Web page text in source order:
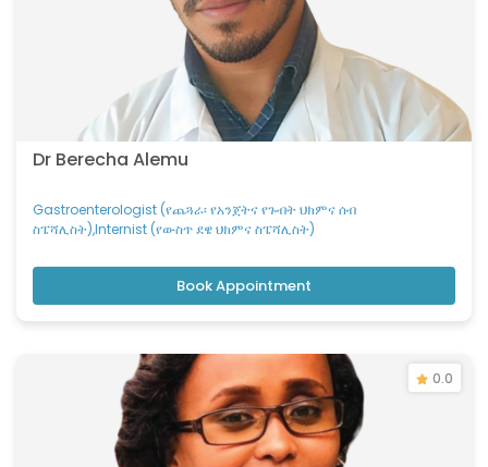
Dr Berecha Alemu
Gastroenterologist (የጨጓራ፡ የአንጀትና የጉብት ህክምና ሰብ
ስፔሻሊስት),Internist (የውስጥ ደዌ ህክምና ስፔሻሊስት)
Book Appointment
0.0